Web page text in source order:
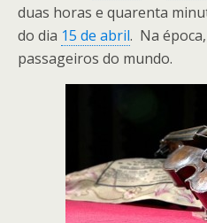
duas horas e quarenta
do dia 15 de abril. Na
passageiros do mundo.